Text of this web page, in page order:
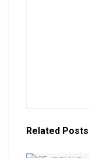
Related Posts